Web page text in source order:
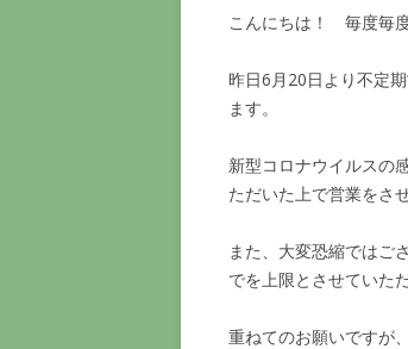
こんにちは！ 毎度毎
昨日6月20日より不定
ます。
新型コロナウイルスの
ただいた上で営業をさ
また、大変恐縮ではご
でを上限とさせていた
重ねてのお願いですが